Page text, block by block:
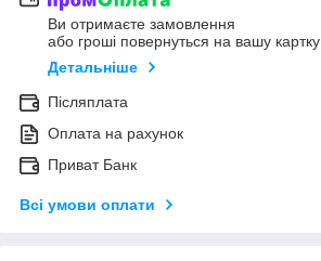
Ви отримаєте замовлення
або гроші повернуться на вашу картку
Детальніше
Післяплата
Оплата на рахунок
Приват Банк
Всі умови оплати